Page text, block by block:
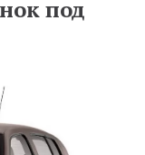
под